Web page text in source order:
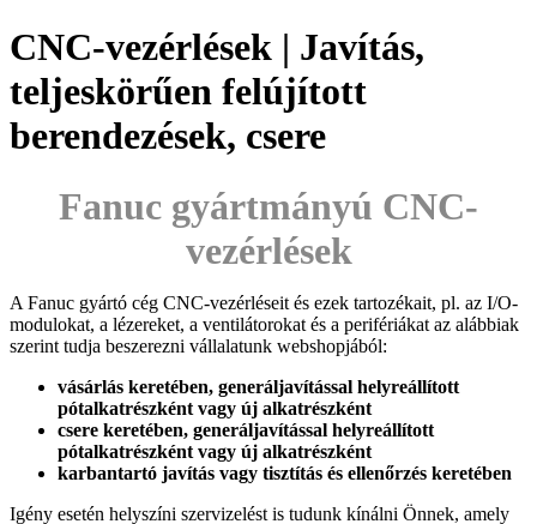
CNC-vezérlések | Javítás,
teljeskörűen felújított
berendezések, csere
Fanuc gyártmányú CNC-
vezérlések
A Fanuc gyártó cég CNC-vezérléseit és ezek tartozékait, pl. az I/O-
modulokat, a lézereket, a ventilátorokat és a perifériákat az alábbiak
szerint tudja beszerezni vállalatunk webshopjából:
vásárlás keretében, generáljavítással helyreállított
pótalkatrészként vagy új alkatrészként
csere keretében, generáljavítással helyreállított
pótalkatrészként vagy új alkatrészként
karbantartó javítás vagy tisztítás és ellenőrzés keretében
Igény esetén helyszíni szervizelést is tudunk kínálni Önnek, amely